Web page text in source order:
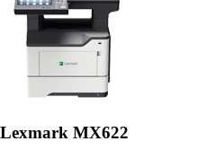
Lexmark MX622